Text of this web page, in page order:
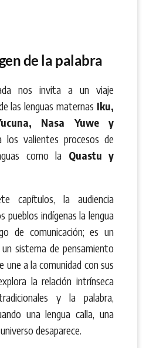
de la palabra
nos invita a un viaje
las lenguas maternas Iku,
Nasa Yuwe y
los valientes procesos de
como la Quastu y
capítulos, la audiencia
pueblos indígenas la lengua
de comunicación; es un
sistema de pensamiento
une a la comunidad con sus
la relación intrínseca
y la palabra,
una lengua calla, una
desaparece.